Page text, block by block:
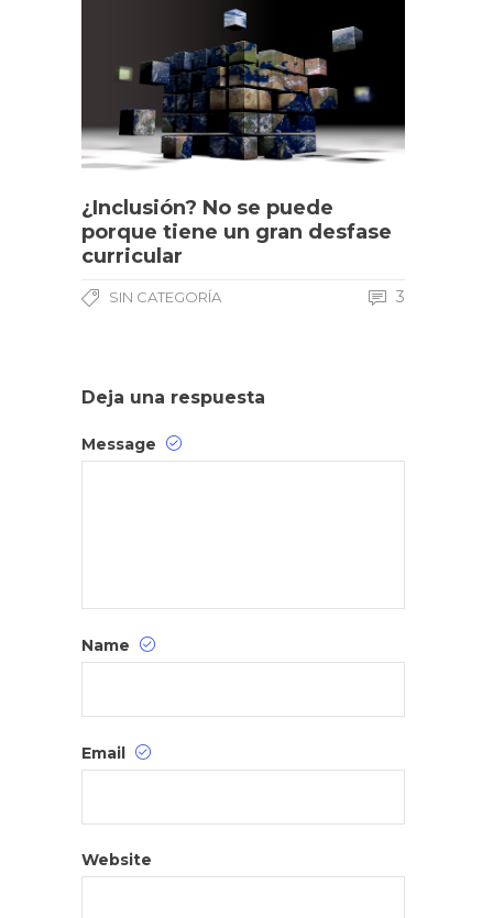
¿Inclusión? No se puede
porque tiene un gran desfase
curricular
SIN CATEGORÍA 3
Deja una respuesta
Message
Name
Email
Website